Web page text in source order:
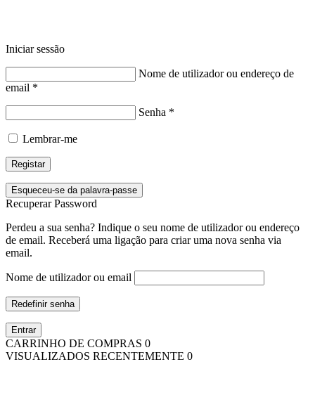
Iniciar sessão
Nome de utilizador ou endereço de
email *
Senha *
Lembrar-me
Registar
Esqueceu-se da palavra-passe
Recuperar Password
Perdeu a sua senha? Indique o seu nome de utilizador ou endereço
de email. Receberá uma ligação para criar uma nova senha via
email.
Nome de utilizador ou email
Redefinir senha
Entrar
CARRINHO DE COMPRAS 0
VISUALIZADOS RECENTEMENTE 0